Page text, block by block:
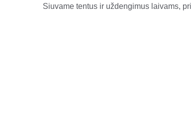
Siuvame tentus ir uždengimus laivams,